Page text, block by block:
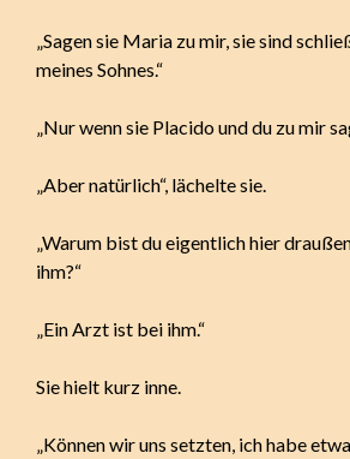
„Sagen sie Maria zu mir, sie sind
meines Sohnes.“
„Nur wenn sie Placido und du zu mir
„Aber natürlich“, lächelte sie.
„Warum bist du eigentlich hier
ihm?“
„Ein Arzt ist bei ihm.“
Sie hielt kurz inne.
„Können wir uns setzten, ich habe